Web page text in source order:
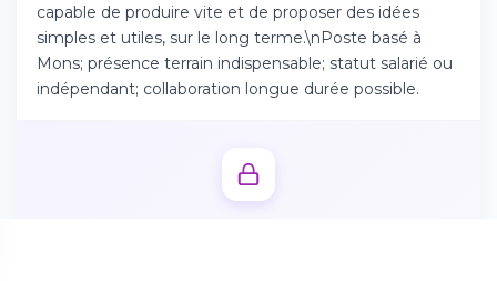
capable de produire vite et de proposer des idées
simples et utiles, sur le long terme.\nPoste basé à
Mons; présence terrain indispensable; statut salarié ou
indépendant; collaboration longue durée possible.
Se connecter sur le web
Accédez à votre compte depuis votre
navigateur